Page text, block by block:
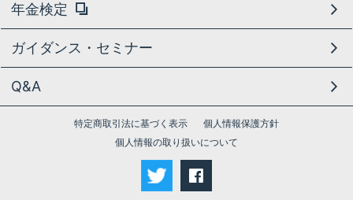
年金検定
ガイダンス・セミナー
Q&A
特定商取引法に基づく表示
個人情報保護方針
個人情報の取り扱いについて
facebook